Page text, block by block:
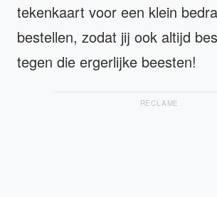
tekenkaart voor een klein
bestellen, zodat jij ook altijd
tegen die ergerlijke beesten!
RECLAME